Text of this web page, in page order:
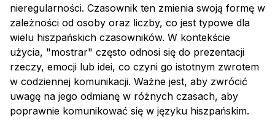
nieregularności. Czasownik ten zmienia swoją formę w
zależności od osoby oraz liczby, co jest typowe dla
wielu hiszpańskich czasowników. W kontekście
użycia, "mostrar" często odnosi się do prezentacji
rzeczy, emocji lub idei, co czyni go istotnym zwrotem
w codziennej komunikacji. Ważne jest, aby zwrócić
uwagę na jego odmianę w różnych czasach, aby
poprawnie komunikować się w języku hiszpańskim.